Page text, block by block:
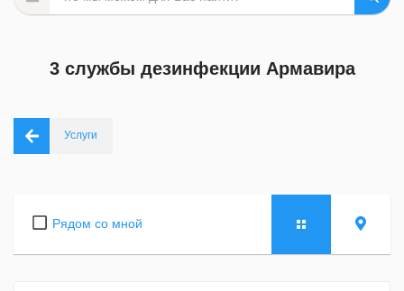
3 службы дезинфекции Армавира
Услуги
Рядом со мной